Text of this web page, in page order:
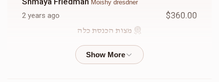
Moishy dresdner
2 years ago $360.00
מצות הכנסת כלה
Sani HershkowitzMoishy dresdner